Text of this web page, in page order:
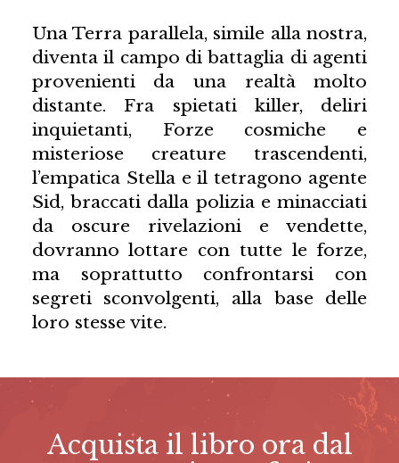
Una Terra parallela, simile alla nostra,
diventa il campo di battaglia di agenti
provenienti da una realtà molto
distante. Fra spietati killer, deliri
inquietanti, Forze cosmiche e
misteriose creature trascendenti,
l’empatica Stella e il tetragono agente
Sid, braccati dalla polizia e minacciati
da oscure rivelazioni e vendette,
dovranno lottare con tutte le forze,
ma soprattutto confrontarsi con
segreti sconvolgenti, alla base delle
loro stesse vite.
Acquista il libro ora dal